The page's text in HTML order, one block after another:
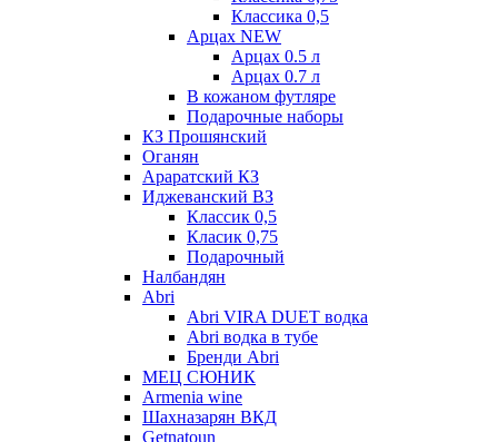
Классика 0,5
Арцах NEW
Арцах 0.5 л
Арцах 0.7 л
В кожаном футляре
Подарочные наборы
КЗ Прошянский
Оганян
Араратский КЗ
Иджеванский ВЗ
Классик 0,5
Класик 0,75
Подарочный
Налбандян
Abri
Abri VIRA DUET водка
Abri водка в тубе
Бренди Abri
МЕЦ СЮНИК
Armenia wine
Шахназарян ВКД
Getnatoun